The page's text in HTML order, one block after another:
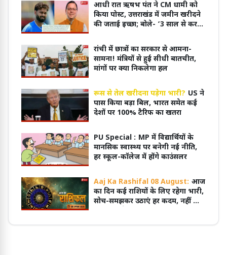
आधी रात ऋषभ पंत ने CM धामी को
किया पोस्ट, उत्तराखंड में जमीन खरीदने
की जताई इच्छा; बोले- ‘3 साल से कर
रांची में छात्रों का सरकार से आमना-
सामना! मंत्रियों से हुई सीधी बातचीत,
मांगों पर क्या निकलेगा हल
रूस से तेल खरीदना पड़ेगा भारी? US ने
पास किया बड़ा बिल, भारत समेत कई
देशों पर 100% टैरिफ का खतरा
PU Special : MP में विद्यार्थियों के
मानसिक स्वास्थ्य पर बनेगी नई नीति,
हर स्कूल-कॉलेज में होंगे काउंसलर
Aaj Ka Rashifal 08 August: आज
का दिन कई राशियों के लिए रहेगा भारी,
सोच-समझकर उठाएं हर कदम, नहीं तो